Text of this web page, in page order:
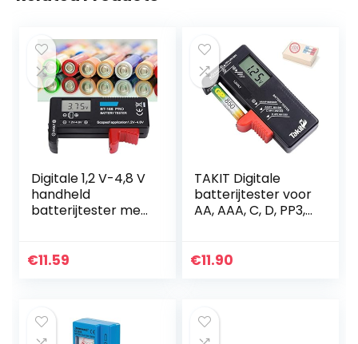
Digitale 1,2 V-4,8 V
handheld
batterijtester met
voor kantoor voor
€11.59
TAKIT Digitale
batterijtester voor
AA, AAA, C, D, PP3,
n – 5 jaar garantie
€11.90